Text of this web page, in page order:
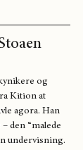
og
Kition at
agora. Han
den “malede
undervisning.